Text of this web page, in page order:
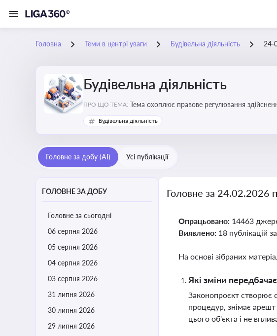
Головна Теми в центрі уваги Будівельна діяльність 24-
Будівельна діяльність
ПРО ЩО ТЕМА: Тема охоплює правове регулювання
контролю
Будівельна діяльність
Головне за добу (AI) Усі публікації
ГОЛОВНЕ ЗА ДОБУ
Головне за сьогодні
06 серпня 2026
05 серпня 2026
04 серпня 2026
03 серпня 2026
31 липня 2026
30 липня 2026
29 липня 2026
Головне за 24.02.2026
Опрацьовано: 14463
Виявлено: 18 публікацій
На основі зібраних
Які зміни
Законопроєкт створює
процедур, знімає арешт
цього об'єкта і не